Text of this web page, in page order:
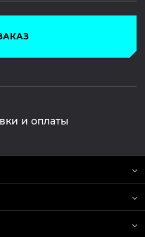
и оплаты